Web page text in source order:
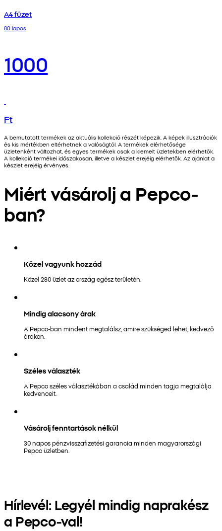
A4 füzet
80 lapos
1000
Ft
A bemutatott termékek az aktuális kollekció részét képezik. A képek illusztrációk
és kis mértékben eltérhetnek a valóságtól. A termékek elérhetősége
üzletenként változhat, és egyes termékek csak a kiemelt üzletekben elérhetők.
A kollekció termékei időszakosan, illetve a készlet erejéig elérhetők. Az ajánlat a
készlet erejéig érvényes.
Miért vásárolj a Pepco-
ban?
Közel vagyunk hozzád
Közel 280 üzlet az ország egész területén.
Mindig alacsony árak
A Pepco-ban mindent megtalálsz, amire szükséged lehet, kedvező
árakon.
Széles választék
A Pepco széles választékában a család minden tagja megtalálja
kedvenceit.
Vásárolj fenntartások nélkül
30 napos pénzvisszafizetési garancia minden magyarországi
Pepco üzletben.
Hírlevél: Legyél mindig naprakész
a Pepco-val!